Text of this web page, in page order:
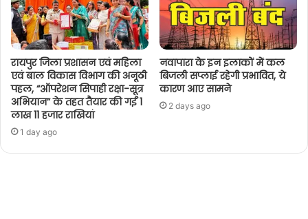
रायपुर जिला प्रशासन एवं महिला
एवं बाल विकास विभाग की अनूठी
पहल, “ऑपरेशन सिपाही रक्षा-सूत्र
अभियान” के तहत तैयार की गईं 1
लाख 11 हजार राखियां
1 day ago
नवापारा के इन इलाकों में कल
बिजली सप्लाई रहेगी प्रभावित, ये
कारण आए सामने
2 days ago